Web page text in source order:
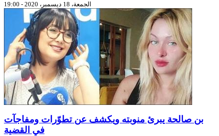
الجمعة، 18 ديسمبر، 2020 - 19:00
بن صالحة يبرئ منوبته ويكشف عن تطوّرات ومفاجآت
في القضية